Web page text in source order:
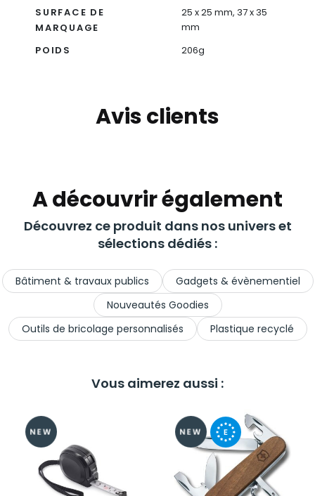
SURFACE DE
MARQUAGE
25 x 25 mm, 37 x 35
mm
POIDS
206g
Avis clients
A découvrir également
Découvrez ce produit dans nos univers et
sélections dédiés :
Bâtiment & travaux publics
Gadgets & évènementiel
Nouveautés Goodies
Outils de bricolage personnalisés
Plastique recyclé
Vous aimerez aussi :